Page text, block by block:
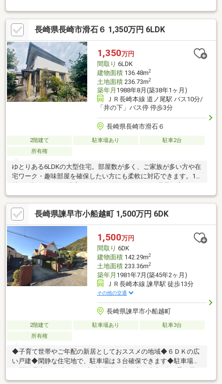
する事で、良い使いやすい駐車場にすることも可能です。
長崎県長崎市滑石６ 1,350万円 6LDK
1,350万円
間取り 6LDK
建物面積136.48m2
土地面積236.73m2
築年月 1988年8月(築38年1ヶ月)
ＪＲ長崎本線 道ノ尾駅 バス10分/
「井の下」バス停 停歩3分
長崎県長崎市滑石６
2階建て 駐車場あり
駐車2台
所有権
ゆとりある6LDKの大型住宅。部屋数が多く、ご家族が多い方や在
宅ワーク・趣味部屋を確保したい方にも柔軟に対応できます。1
な使い方も可能。生活時間帯の違うご家庭でも快適に暮らせま
す。階段で上がれる屋根裏収納付きで、季節物や大型荷物もすっ
きり整理できます。現在駐車場には物置がありますが、解体する
ことで車種により並列2台駐車も検討可能。将来の使い方にも幅が
あります。バス停やコンビニが近く、日常生活の利便性も良好な
立地です。
長崎県諫早市小船越町 1,500万円 6DK
1,500万円
間取り 6DK
建物面積142.29m2
土地面積233.36m2
築年月 1981年7月(築45年2ヶ月)
ＪＲ長崎本線 諫早駅 徒歩13分
その他の交通
長崎県諫早市小船越町
2階建て 駐車場あり
駐車3台
所有権
◆子育て世帯やご年配の新居としておススメの地域◆６ＤＫの広
い戸建◆閑静な住宅地で、駐車場は３台確保できます◆駐車場あ
り周辺環境・セブンイレブン諫早小船越町店 徒歩9分・星の子保
育園 徒歩12分・医療法人仁祐会小鳥居諫早病院 徒歩16分・西